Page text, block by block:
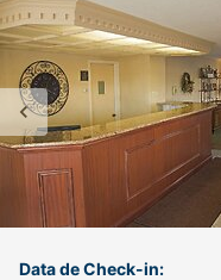
Data de Check-in: